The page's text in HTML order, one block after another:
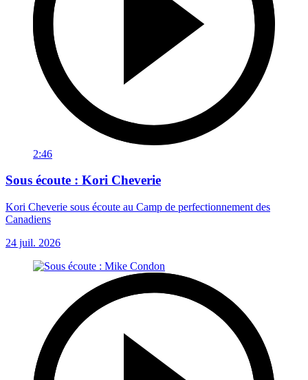
2:46
Sous écoute : Kori Cheverie
Kori Cheverie sous écoute au Camp de perfectionnement des
Canadiens
24 juil. 2026